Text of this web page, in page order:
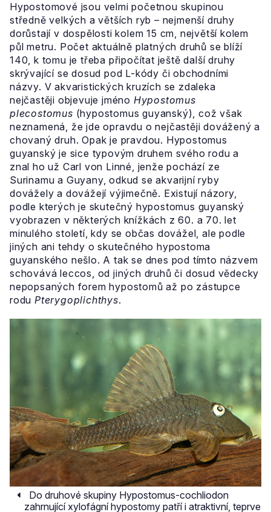
Hypostomové jsou velmi početnou skupinou
středně velkých a větších ryb – nejmenší druhy
dorůstají v dospělosti kolem 15 cm, největší kolem
půl metru. Počet aktuálně platných druhů se blíží
140, k tomu je třeba připočítat ještě další druhy
skrývající se dosud pod L-kódy či obchodními
názvy. V akvaristických kruzích se zdaleka
nejčastěji objevuje jméno Hypostomus
plecostomus (hypostomus guyanský), což však
neznamená, že jde opravdu o nejčastěji dovážený a
chovaný druh. Opak je pravdou. Hypostomus
guyanský je sice typovým druhem svého rodu a
znal ho už Carl von Linné, jenže pochází ze
Surinamu a Guyany, odkud se akvarijní ryby
dovážely a dovážejí výjimečně. Existují názory,
podle kterých je skutečný hypostomus guyanský
vyobrazen v některých knížkách z 60. a 70. let
minulého století, kdy se občas dovážel, ale podle
jiných ani tehdy o skutečného hypostoma
guyanského nešlo. A tak se dnes pod tímto názvem
schovává leccos, od jiných druhů či dosud vědecky
nepopsaných forem hypostomů až po zástupce
rodu Pterygoplichthys.
Do druhové skupiny Hypostomus-cochliodon
zahrnující xylofágní hypostomy patří i atraktivní, teprve